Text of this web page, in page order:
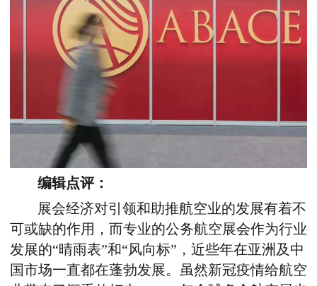
编辑点评：
展会经济对引领和助推航空业的发展有着不
可或缺的作用，而专业的公务航空展会作为行业
发展的“晴雨表”和“风向标”，近些年在亚洲及中
国市场一直都在蓬勃发展。虽然新冠疫情给航空